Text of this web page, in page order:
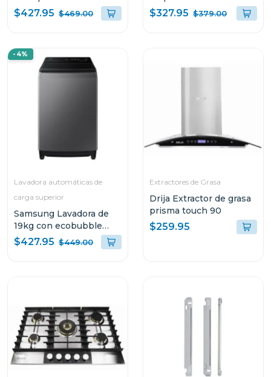
espejo gris nx52t7522ls
$427.95 $469.00
con extractor de grasa
me21dg6300sr
$327.95 $379.00
-4%
Lavadora automáticas de
carga superior
Samsung Lavadora de
19kg con ecobubble
digital inverter
wa19cg6442
$427.95 $449.00
Extractores de Grasa
Drija Extractor de grasa
prisma touch 90
$259.95